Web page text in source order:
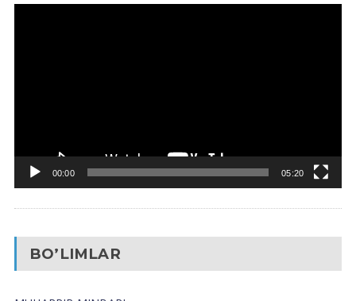
00:00 05:20
BO’LIMLAR